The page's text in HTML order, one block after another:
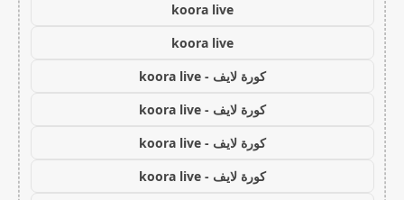
koora live
koora live
كورة لايف - koora live
كورة لايف - koora live
كورة لايف - koora live
كورة لايف - koora live